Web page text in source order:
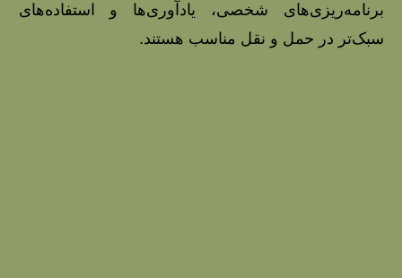
برنامه‌ریزی‌های شخصی، یادآوری‌ها و استفاده‌های
سبک‌تر در حمل و نقل مناسب هستند.